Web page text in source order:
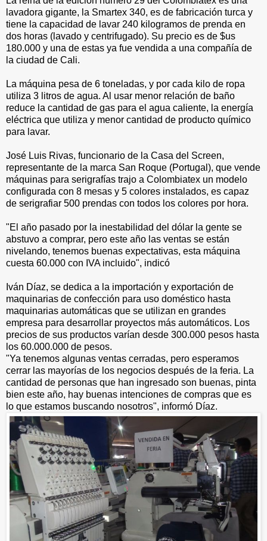
lavadora gigante, la Smartex 340, es de fabricación turca y
tiene la capacidad de lavar 240 kilogramos de prenda en
dos horas (lavado y centrifugado). Su precio es de $us
180.000 y una de estas ya fue vendida a una compañía de
la ciudad de Cali.
La máquina pesa de 6 toneladas, y por cada kilo de ropa
utiliza 3 litros de agua. Al usar menor relación de baño
reduce la cantidad de gas para el agua caliente, la energía
eléctrica que utiliza y menor cantidad de producto químico
para lavar.
José Luis Rivas, funcionario de la Casa del Screen,
representante de la marca San Roque (Portugal), que vende
máquinas para serigrafías trajo a Colombiatex un modelo
configurada con 8 mesas y 5 colores instalados, es capaz
de serigrafiar 500 prendas con todos los colores por hora.
"El año pasado por la inestabilidad del dólar la gente se
abstuvo a comprar, pero este año las ventas se están
nivelando, tenemos buenas expectativas, esta máquina
cuesta 60.000 con IVA incluido", indicó
Iván Díaz, se dedica a la importación y exportación de
maquinarias de confección para uso doméstico hasta
maquinarias automáticas que se utilizan en grandes
empresa para desarrollar proyectos más automáticos. Los
precios de sus productos varían desde 300.000 pesos hasta
los 60.000.000 de pesos.
"Ya tenemos algunas ventas cerradas, pero esperamos
cerrar las mayorías de los negocios después de la feria. La
cantidad de personas que han ingresado son buenas, pinta
bien este año, hay buenas intenciones de compras que es
lo que estamos buscando nosotros", informó Díaz.